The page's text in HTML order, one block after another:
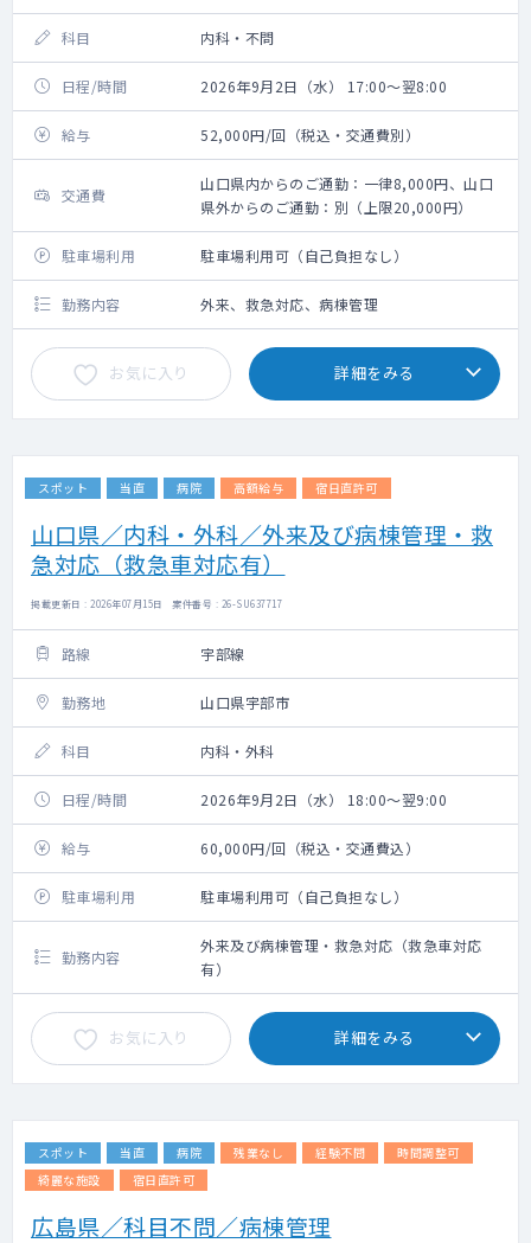
科目 内科・不問
日程/時間 2026年9月2日（水） 17:00～翌8:00
給与 52,000円/回（税込・交通費別）
交通費
山口県内からのご通勤：一律8,000円、山口
県外からのご通勤：別（上限20,000円）
駐車場利用 駐車場利用可（自己負担なし）
勤務内容 外来、救急対応、病棟管理
お気に入り 詳細をみる
スポット 当直 病院 高額給与 宿日直許可
山口県／内科・外科／外来及び病棟管理・救
急対応（救急車対応有）
掲載更新日 : 2026年07月15日 案件番号 : 26-SU637717
路線 宇部線
勤務地 山口県宇部市
科目 内科・外科
日程/時間 2026年9月2日（水） 18:00～翌9:00
給与 60,000円/回（税込・交通費込）
駐車場利用 駐車場利用可（自己負担なし）
勤務内容
外来及び病棟管理・救急対応（救急車対応
有）
お気に入り 詳細をみる
スポット 当直 病院 残業なし 経験不問
時間調整可
綺麗な施設
宿日直許可
広島県／科目不問／病棟管理